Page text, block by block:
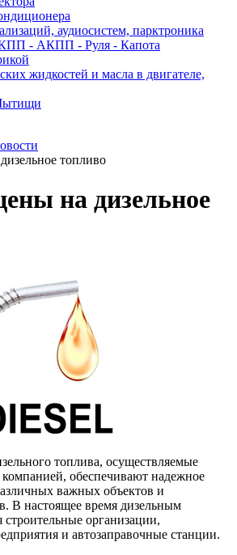
аудиосистем, парктроника
- АКПП - Руля - Капота
жидкостей и масла в двигателе,
топливо
на дизельное
топлива, осуществляемые
обеспечивают надежное
важных объектов и
В настоящее время дизельным
организации,
и автозаправочные станции.